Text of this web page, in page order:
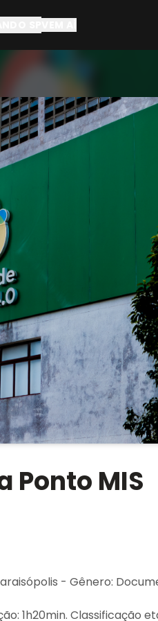
Ponto MIS
- Gênero:
1h20min. Classificação